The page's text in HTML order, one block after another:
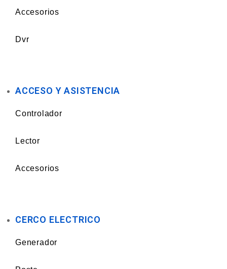
Accesorios
Dvr
ACCESO Y ASISTENCIA
Controlador
Lector
Accesorios
CERCO ELECTRICO
Generador